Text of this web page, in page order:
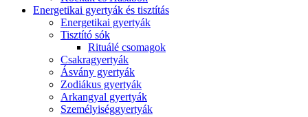
Energetikai gyertyák és tisztítás
Energetikai gyertyák
Tisztító sók
Rituálé csomagok
Csakragyertyák
Ásvány gyertyák
Zodiákus gyertyák
Arkangyal gyertyák
Személyiséggyertyák